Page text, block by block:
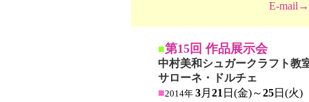
E-
■第15回 作品展示会
中村美和シュガークラフト教
サローネ・ドルチェ
■2014年 3月 21 日(金)～25日(火)